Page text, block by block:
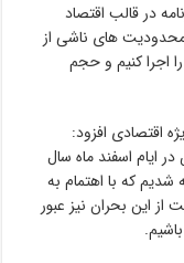
این که در حوزه اشتغال با اجرای 4 برنامه در قالب اقتصاد
های ناشی از
اجرا کنیم و حجم
اقتصادی افزود:
ایام اسفند ماه سال
که با اهتمام به
این بحران نیز عبور